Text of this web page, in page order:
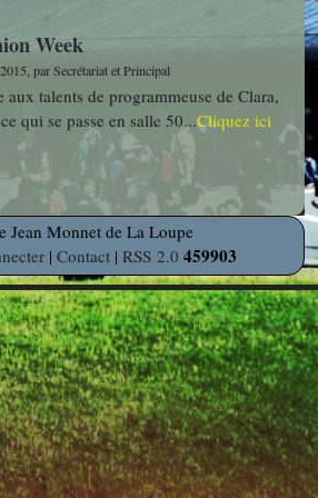
et Linux
Auteur en
résidence
Découverte
des
Métiers
Découverte
Professionnelle
Education
Musicale
Week
par Secrétariat et Principal
aux talents de programmeuse de Clara,
qui se passe en salle 50...Cliquez ici
Jean Monnet de La Loupe
| Contact | RSS 2.0 459903